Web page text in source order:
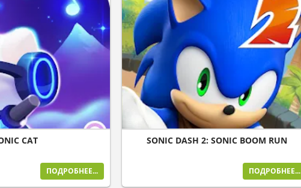
CAT
ПОДРОБНЕЕ...
SONIC DASH 2: SONIC BOOM RUN
ПОДРОБНЕЕ...